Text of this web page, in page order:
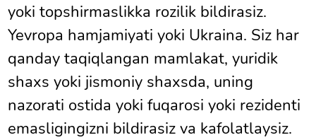
yoki topshirmaslikka rozilik bildirasiz.
Yevropa hamjamiyati yoki Ukraina. Siz har
qanday taqiqlangan mamlakat, yuridik
shaxs yoki jismoniy shaxsda, uning
nazorati ostida yoki fuqarosi yoki rezidenti
emasligingizni bildirasiz va kafolatlaysiz.